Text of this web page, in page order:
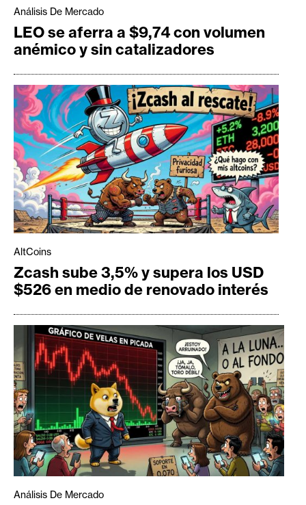
Análisis De Mercado
LEO se aferra a $9,74 con volumen
anémico y sin catalizadores
AltCoins
Zcash sube 3,5% y supera los USD
$526 en medio de renovado interés
Análisis De Mercado